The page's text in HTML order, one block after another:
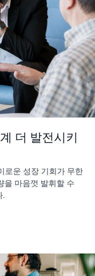
더 발전시키
로운 성장 기회가 무한
을 마음껏 발휘할 수
.